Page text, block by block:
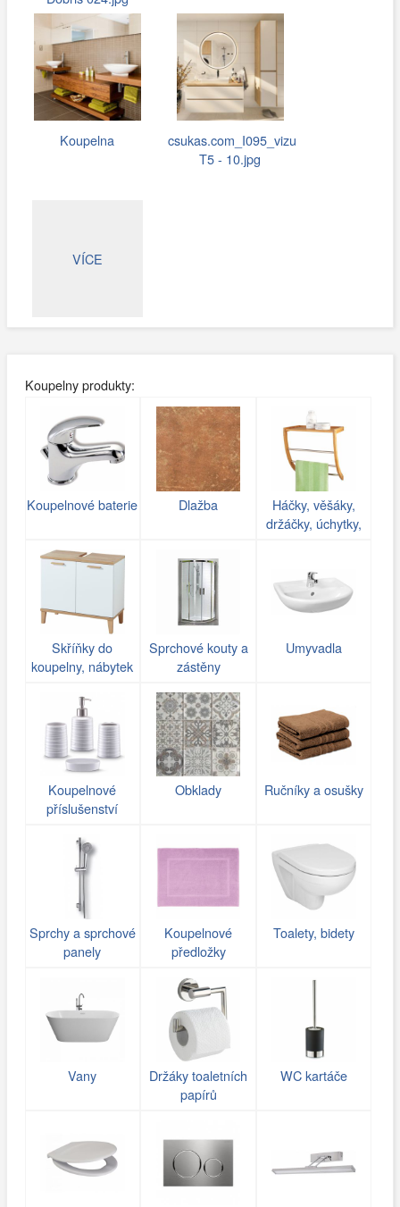
Koupelna
csukas.com_I095_vizu
T5 - 10.jpg
VÍCE
Koupelny produkty:
Koupelnové baterie Dlažba
Háčky, věšáky,
držáčky, úchytky,
Skříňky do
koupelny, nábytek
Sprchové kouty a
zástěny
Umyvadla
Koupelnové
příslušenství
Obklady Ručníky a osušky
Sprchy a sprchové
panely
Koupelnové
předložky
Toalety, bidety
Vany
Držáky toaletních
papírů
WC kartáče